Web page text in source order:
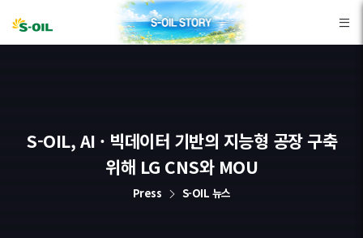
S-OIL, AI · 빅데이터 기반의 지능형 공장 구축
위해 LG CNS와 MOU
Press S-OIL 뉴스